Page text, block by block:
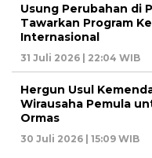
Usung Perubahan di
Tawarkan Program
Internasional
31 Juli 2026 | 22:04 WIB
Hergun Usul
Wirausaha Pemula
Ormas
30 Juli 2026 | 15:09 WIB